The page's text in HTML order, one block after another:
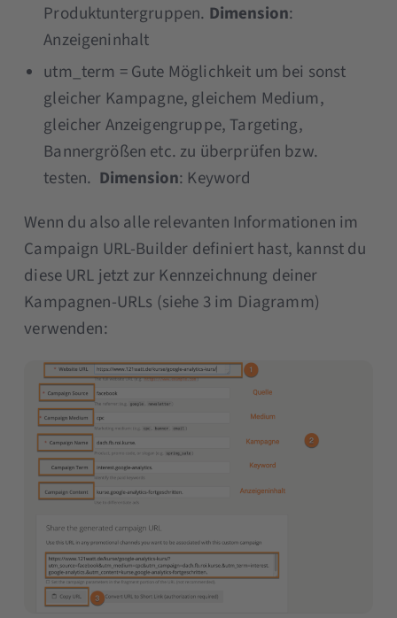
Produktuntergruppen. Dimension:
Anzeigeninhalt
utm_term = Gute Möglichkeit um bei sonst
gleicher Kampagne, gleichem Medium,
gleicher Anzeigengruppe, Targeting,
Bannergrößen etc. zu überprüfen bzw.
testen. Dimension: Keyword
Wenn du also alle relevanten Informationen im
Campaign URL-Builder definiert hast, kannst du
diese URL jetzt zur Kennzeichnung deiner
Kampagnen-URLs (siehe 3 im Diagramm)
verwenden: